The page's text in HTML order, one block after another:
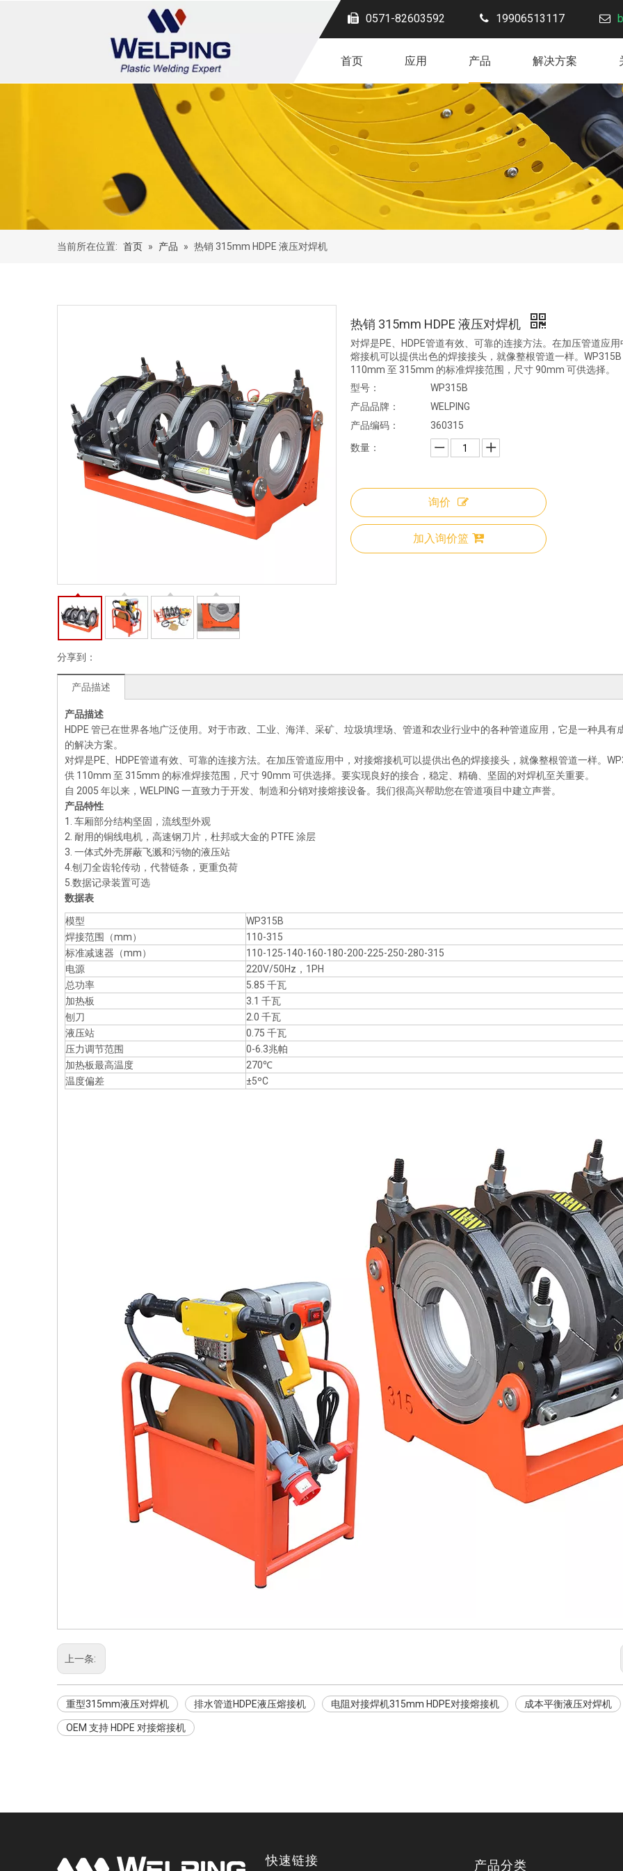
0571-82603592 19906513117
首页 应用 产品 解决方案
当前所在位置: 首页 » 产品 » 热销 315mm HDPE 液压对焊机
分享到：
热销 315mm HDPE 液压对焊机
对焊是PE、HDPE管道有效、可靠的连接方法。在加压管道应
熔接机可以提供出色的焊接接头，就像整根管道一样。
110mm 至 315mm 的标准焊接范围，尺寸 90mm 可供选择。
型号：
WP315B
产品品牌：
WELPING
产品编码：
360315
数量：
询价
加入询价篮
产品描述
产品描述
HDPE 管已在世界各地广泛使用。对于市政、工业、海洋、采矿、垃圾填埋场、管道和农业行业中的各种管道应用，它是一种具有
的解决方案。
对焊是PE、HDPE管道有效、可靠的连接方法。在加压管道应用中，对接熔接机可以提供出色的焊接接头，就像整根管道一样。
供 110mm 至 315mm 的标准焊接范围，尺寸 90mm 可供选择。要实现良好的接合，稳定、精确、坚固的对焊机至关重要。
自 2005 年以来，WELPING 一直致力于开发、制造和分销对接熔接设备。我们很高兴帮助您在管道项目中建立声誉。
产品特性
1. 车厢部分结构坚固，流线型外观
2. 耐用的铜线电机，高速钢刀片，杜邦或大金的 PTFE 涂层
3. 一体式外壳屏蔽飞溅和污物的液压站
4.刨刀全齿轮传动，代替链条，更重负荷
5.数据记录装置可选
数据表
模型
WP315B
焊接范围（mm）
110-315
标准减速器（mm）
110-125-140-160-180-200-225-250-280-315
电源
220V/50Hz，1PH
总功率
5.85 千瓦
加热板
3.1 千瓦
刨刀
2.0 千瓦
液压站
0.75 千瓦
压力调节范围
0-6.3兆帕
加热板最高温度
270℃
温度偏差
±5ºC
上一条:
重型315mm液压对焊机 排水管道HDPE液压熔接机 电阻对接焊机315mm HDPE对接熔接机 成本平衡液压对焊机
OEM 支持 HDPE 对接熔接机
快速链接 产品分类